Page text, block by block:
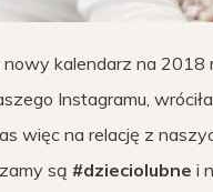
kalendarz na 2018
Instagramu,
więc na relację z
są #dzieciolubne i